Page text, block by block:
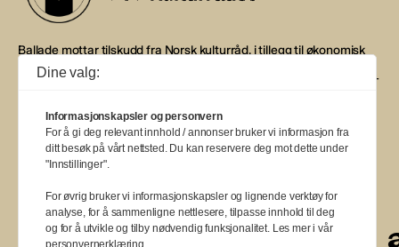
Ballade mottar tilskudd fra Norsk kulturråd, i tillegg til økonomisk
støtte fra eierne NOPA, Norsk komponistforening og
Musikkforleggerne. Ballade drives etter Redaktør- og Vær Varsom-
BALLADE — NORGES MUSIKKMAGASIN
aa aa a a
Dine valg:
Informasjonskapsler og personvern
For å gi deg relevant innhold / annonser bruker vi informasjon fra
ditt besøk på vårt nettsted. Du kan reservere deg mot dette under
"Innstillinger".
For øvrig bruker vi informasjonskapsler og lignende verktøy for
analyse, for å sammenligne nettlesere, tilpasse innhold til deg
og for å utvikle og tilby nødvendig funksjonalitet. Les mer i vår
personvernerklæring.